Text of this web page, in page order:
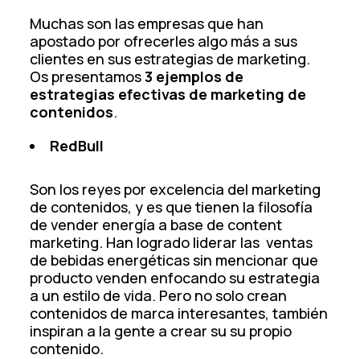
Muchas son las empresas que han
apostado por ofrecerles algo más a sus
clientes en sus estrategias de marketing.
Os presentamos3 ejemplos de
estrategias efectivas de marketing de
contenidos.
RedBull
Son los reyes por excelencia del marketing
de contenidos, y es que tienen la filosofía
de vender energía a base de content
marketing. Han logrado liderar las ventas
de bebidas energéticas sin mencionar que
producto venden enfocando su estrategia
a un estilo de vida. Pero no solo crean
contenidos de marca interesantes, también
inspiran a la gente a crear su su propio
contenido.